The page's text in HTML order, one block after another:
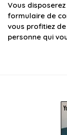
Vous
formulaire de
vous profitiez
personne qui